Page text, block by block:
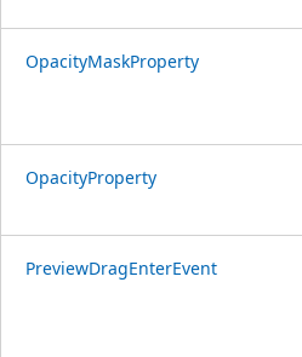
OpacityMaskProperty
OpacityProperty
PreviewDragEnterEvent